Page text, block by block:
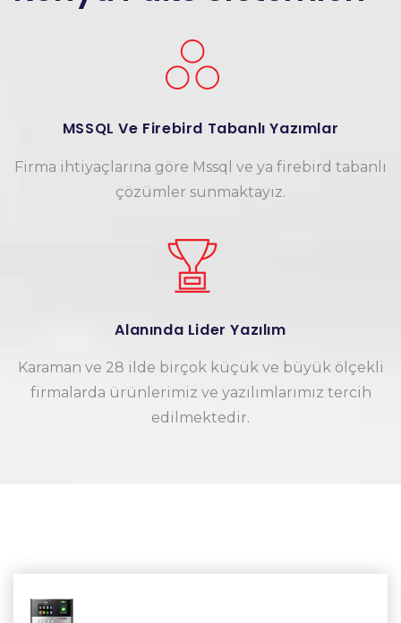
MSSQL Ve Firebird Tabanlı Yazımlar
Firma ihtiyaçlarına göre Mssql ve ya firebird tabanlı
çözümler sunmaktayız.
Alanında Lider Yazılım
Karaman ve 28 ilde birçok küçük ve büyük ölçekli
firmalarda ürünlerimiz ve yazılımlarımız tercih
edilmektedir.